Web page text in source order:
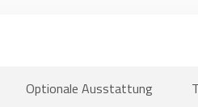
Optionale Ausstattung